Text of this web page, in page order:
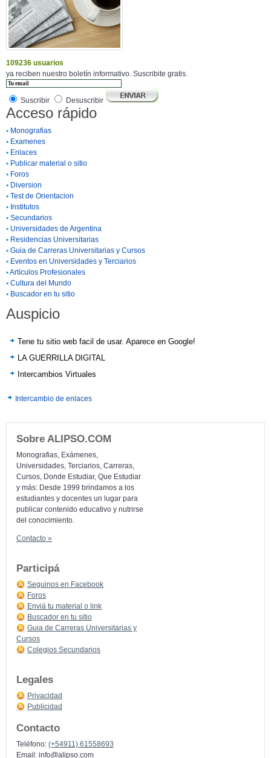
109236 usuarios
ya reciben nuestro boletín informativo. Suscribite gratis.
Suscribir Desuscribir
Acceso rápido
• Monografias
• Examenes
• Enlaces
• Publicar material o sitio
• Foros
• Diversion
• Test de Orientacion
• Institutos
• Secundarios
• Universidades de Argentina
• Residencias Universitarias
• Guia de Carreras Universitarias y Cursos
• Eventos en Universidades y Terciarios
•Artículos Profesionales
• Cultura del Mundo
• Buscador en tu sitio
Auspicio
Tene tu sitio web facil de usar. Aparece en Google!
LA GUERRILLA DIGITAL
Intercambios Virtuales
Intercambio de enlaces
Sobre ALIPSO.COM
Monografias, Exámenes,
Universidades, Terciarios, Carreras,
Cursos, Donde Estudiar, Que Estudiar
y más: Desde 1999 brindamos a los
estudiantes y docentes un lugar para
publicar contenido educativo y nutrirse
del conocimiento.
Contacto »
Participá
Seguinos en Facebook
Foros
Enviá tu material o link
Buscador en tu sitio
Guia de Carreras Universitarias y
Cursos
Colegios Secundarios
Legales
Privacidad
Publicidad
Contacto
Teléfono: (+54911) 61558693
Email: info@alipso.com